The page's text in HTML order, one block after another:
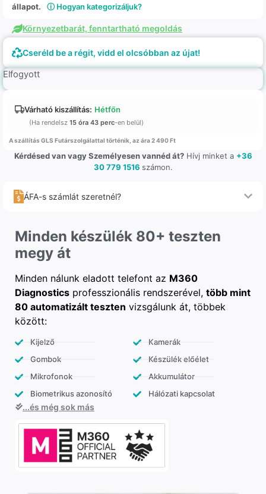
állapot.
ⓘ Hogyan kategorizáljuk?
Környezetbarát, fenntartható megoldás
Cseréld be a régit, vidd el olcsóbban az újat!
Elfogyott
Várható kiszállítás: Hétfőn
(Ha rendelsz 15 óra 43 perc-en belül)
A szállítás GLS Futárszolgálattal történik, az ára 2 490 Ft
Kérdésed van vagy Személyesen vannéd át?Hívj minket a +36
30 779 1516 számon.
ÁFA-s számlát szeretnél?
Minden készülék 80+ teszten
megy át
Minden nálunk eladott telefont az M360
Diagnostics professzionális rendszerével, több mint
80 automatizált teszten vizsgálunk át, többek
között:
Kijelző
Gombok
Mikrofonok
Biometrikus azonosító
Kamerák
Készülék előélet
Akkumulátor
Hálózati kapcsolat
...és még sok más